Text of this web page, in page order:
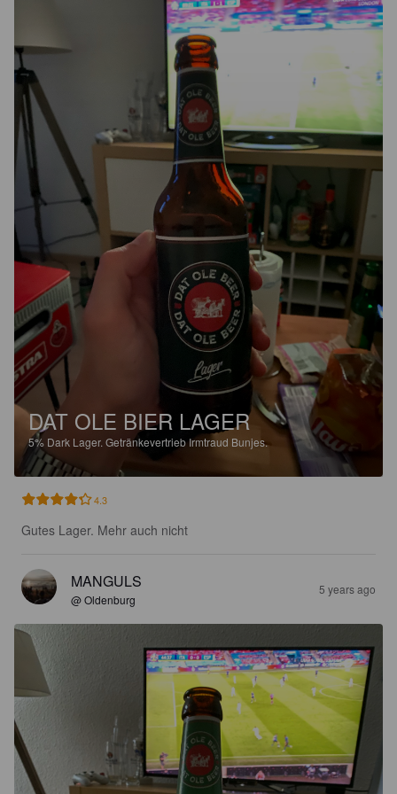
DAT OLE BIER LAGER
5% Dark Lager. Getränkevertrieb Irmtraud Bunjes.
4.3
Gutes Lager. Mehr auch nicht
MANGULS
@ Oldenburg
5 years ago